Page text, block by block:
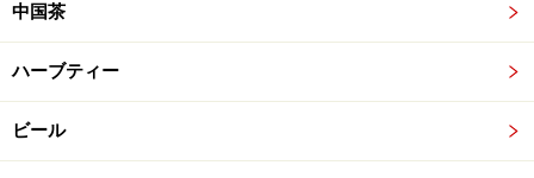
中国茶
ハーブティー
ビール